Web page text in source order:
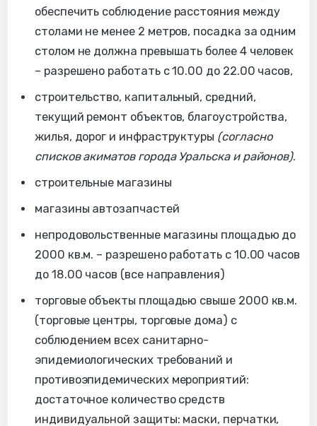
обеспечить соблюдение расстояния между
столами не менее 2 метров, посадка за одним
столом не должна превышать более 4 человек
– разрешено работать с 10.00 до 22.00 часов,
строительство, капитальный, средний,
текущий ремонт объектов, благоустройства,
жилья, дорог и инфраструктуры (согласно
списков акиматов города Уральска и районов).
строительные магазины
магазины автозапчастей
непродовольственные магазины площадью до
2000 кв.м. – разрешено работать с 10.00 часов
до 18.00 часов (все направления)
торговые объекты площадью свыше 2000 кв.м.
(торговые центры, торговые дома) с
соблюдением всех санитарно-
эпидемиологических требований и
противоэпидемических мероприятий:
достаточное количество средств
индивидуальной защиты: маски, перчатки,